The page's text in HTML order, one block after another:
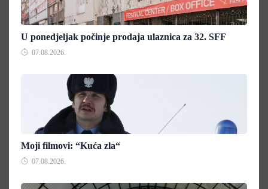
U ponedjeljak počinje prodaja ulaznica za 32. SFF
07.08.2026.
Moji filmovi: “Kuća zla“
07.08.2026.